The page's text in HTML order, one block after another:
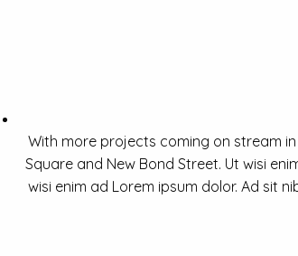
With more projects coming on stream
Square and New Bond Street. Ut wisi
wisi enim ad Lorem ipsum dolor. Ad sit